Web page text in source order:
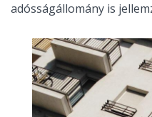
adósságállomány is